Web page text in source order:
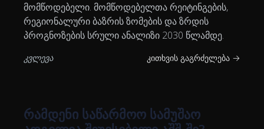
მომწოდებელი. მომწოდებელთა რეიტინგების,
რეგიონალური ბაზრის ზომების და ზრდის
პროგნოზების სრული ანალიზი 2030 წლამდე.
კვლევა კითხვის გაგრძელება →
რამდენი საწარმოო სამუშაო